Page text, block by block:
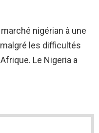
nigérian à une
les difficultés
Le Nigeria a